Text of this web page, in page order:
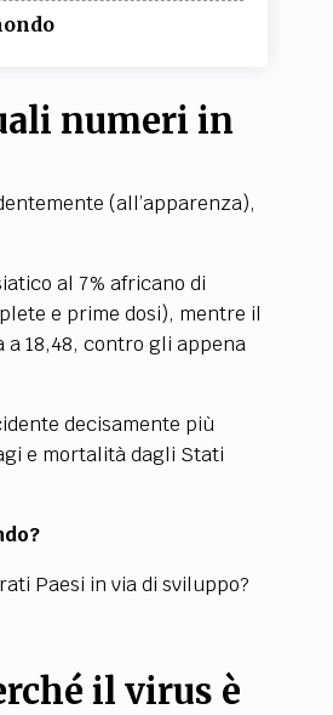
numeri in
(all’apparenza),
al 7% africano di
e prime dosi), mentre il
a 18,48, contro gli appena
decisamente più
e mortalità dagli Stati
Paesi in via di sviluppo?
il virus è